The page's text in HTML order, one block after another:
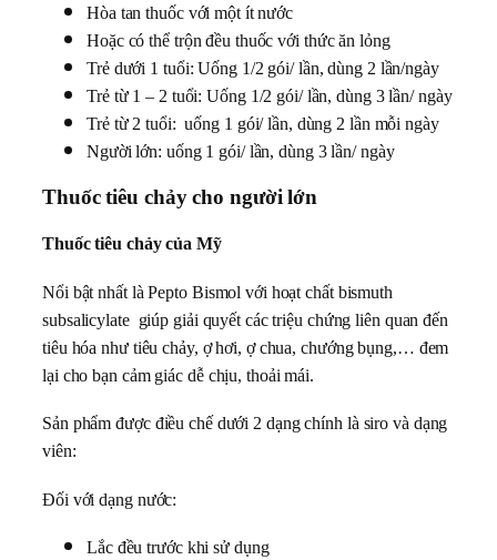
Hòa tan thuốc với một ít nước
Hoặc có thể trộn đều thuốc với thức ăn lỏng
Trẻ dưới 1 tuổi: Uống 1/2 gói/ lần, dùng 2 lần/ngày
Trẻ từ 1 – 2 tuổi: Uống 1/2 gói/ lần, dùng 3 lần/ ngày
Trẻ từ 2 tuổi: uống 1 gói/ lần, dùng 2 lần mỗi ngày
Người lớn: uống 1 gói/ lần, dùng 3 lần/ ngày
Thuốc tiêu chảy cho người lớn
Thuốc tiêu chảy của Mỹ
Nổi bật nhất là Pepto Bismol với hoạt chất bismuth
subsalicylate giúp giải quyết các triệu chứng liên quan đến
tiêu hóa như tiêu chảy, ợ hơi, ợ chua, chướng bụng,… đem
lại cho bạn cảm giác dễ chịu, thoải mái.
Sản phẩm được điều chế dưới 2 dạng chính là siro và dạng
viên:
Đối với dạng nước:
Lắc đều trước khi sử dụng